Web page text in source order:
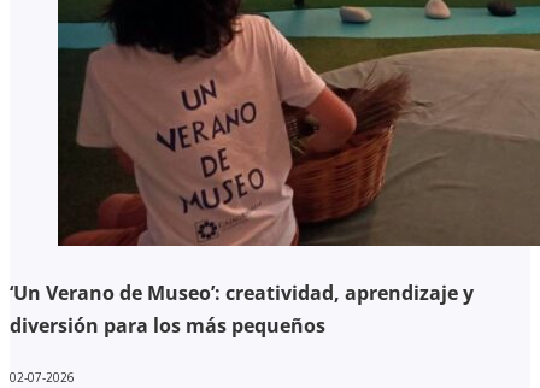
‘Un Verano de Museo’: creatividad, aprendizaje y
diversión para los más pequeños
02-07-2026